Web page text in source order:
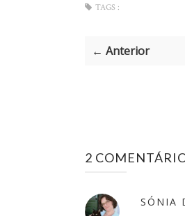
TAGS :
← Anterior
2
SÓNIA